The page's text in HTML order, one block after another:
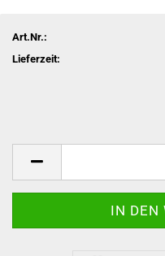
Art.Nr.:
Lieferzeit: